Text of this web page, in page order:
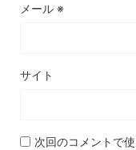
メール ※
サイト
次回のコメントで